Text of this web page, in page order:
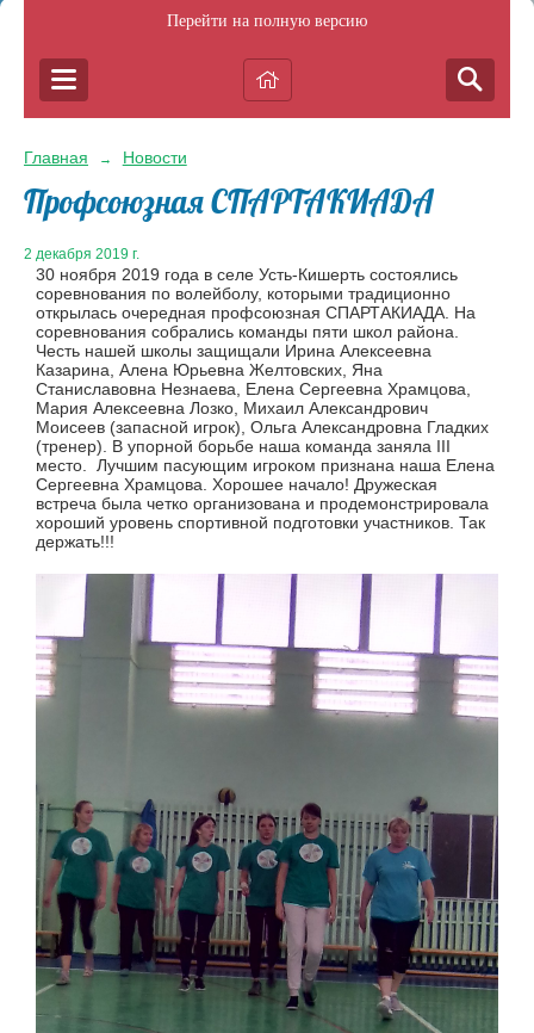
Перейти на полную версию
Главная → Новости
Профсоюзная СПАРТАКИАДА
2 декабря 2019 г.
30 ноября 2019 года в селе Усть-Кишерть состоялись
соревнования по волейболу, которыми традиционно
открылась очередная профсоюзная СПАРТАКИАДА. На
соревнования собрались команды пяти школ района.
Честь нашей школы защищали Ирина Алексеевна
Казарина, Алена Юрьевна Желтовских, Яна
Станиславовна Незнаева, Елена Сергеевна Храмцова,
Мария Алексеевна Лозко, Михаил Александрович
Моисеев (запасной игрок), Ольга Александровна Гладких
(тренер). В упорной борьбе наша команда заняла III
место. Лучшим пасующим игроком признана наша Елена
Сергеевна Храмцова. Хорошее начало! Дружеская
встреча была четко организована и продемонстрировала
хороший уровень спортивной подготовки участников. Так
держать!!!